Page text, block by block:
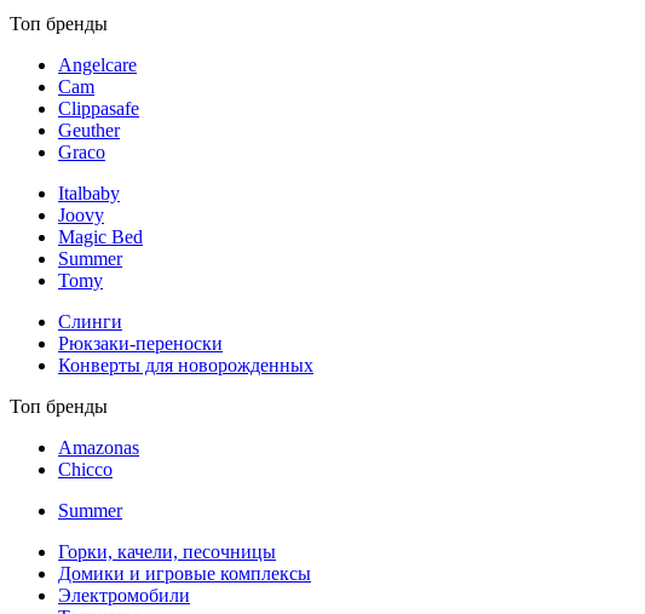
Топ бренды
Angelcare
Cam
Clippasafe
Geuther
Graco
Italbaby
Joovy
Magic Bed
Summer
Tomy
Слинги
Рюкзаки-переноски
Конверты для новорожденных
Топ бренды
Amazonas
Chicco
Summer
Горки, качели, песочницы
Домики и игровые комплексы
Электромобили